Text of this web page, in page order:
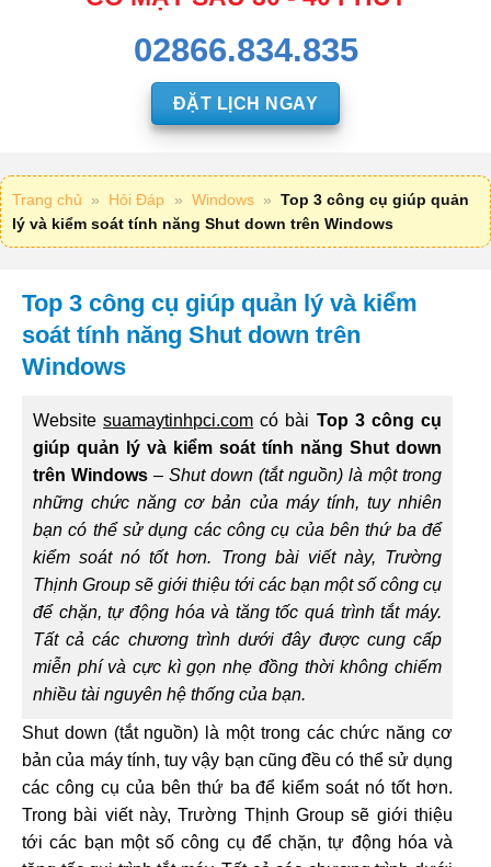
02866.834.835
ĐẶT LỊCH NGAY
Trang chủ » Hỏi Đáp » Windows » Top 3 công cụ giúp quản
lý và kiểm soát tính năng Shut down trên Windows
Top 3 công cụ giúp quản lý và kiểm
soát tính năng Shut down trên
Windows
Websitesuamaytinhpci.com có bài Top 3 công cụ
giúp quản lý và kiểm soát tính năng Shut down
trên Windows – Shut down (tắt nguồn) là một trong
những chức năng cơ bản của máy tính, tuy nhiên
bạn có thể sử dụng các công cụ của bên thứ ba để
kiểm soát nó tốt hơn. Trong bài viết này, Trường
Thịnh Group sẽ giới thiệu tới các bạn một số công cụ
để chặn, tự động hóa và tăng tốc quá trình tắt máy.
Tất cả các chương trình dưới đây được cung cấp
miễn phí và cực kì gọn nhẹ đồng thời không chiếm
nhiều tài nguyên hệ thống của bạn.
Shut down (tắt nguồn) là một trong các chức năng cơ
bản của máy tính, tuy vậy bạn cũng đều có thể sử dụng
các công cụ của bên thứ ba để kiểm soát nó tốt hơn.
Trong bài viết này, Trường Thịnh Group sẽ giới thiệu
tới các bạn một số công cụ để chặn, tự động hóa và